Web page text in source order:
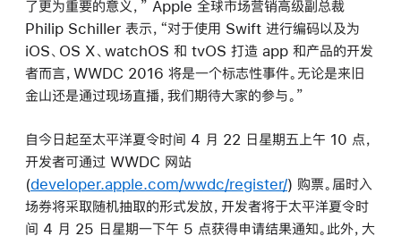
了更为重要的意义，” Apple 全球市场营销高级副总裁
Philip Schiller 表示，“对于使用 Swift 进行编码以及为
iOS、OS X、watchOS 和 tvOS 打造 app 和产品的开发
者而言，WWDC 2016 将是一个标志性事件。无论是来旧
金山还是通过现场直播，我们期待大家的参与。”
自今日起至太平洋夏令时间 4 月 22 日星期五上午 10 点，
开发者可通过 WWDC 网站
(developer.apple.com/wwdc/register/) 购票。届时入
场券将采取随机抽取的形式发放，开发者将于太平洋夏令时
间 4 月 25 日星期一下午 5 点获得申请结果通知。此外，大